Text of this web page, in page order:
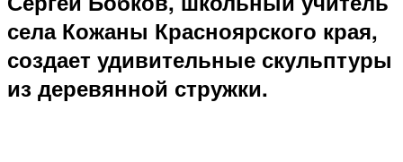
села Кожаны Красноярского края,
создает удивительные скульптуры
из деревянной стружки.